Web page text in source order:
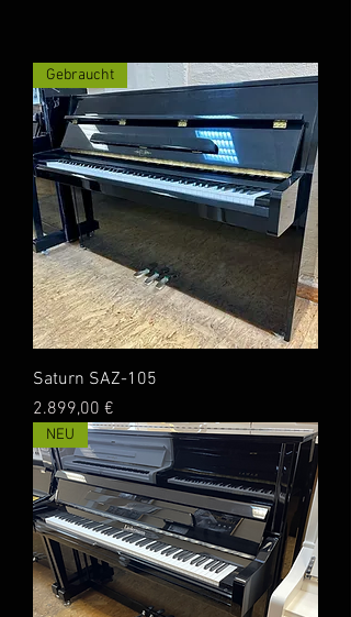
Gebraucht
Saturn SAZ-105
Preis
2.899,00 €
NEU